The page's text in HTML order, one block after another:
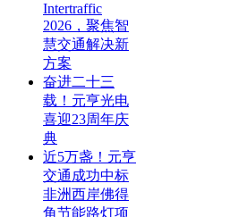
Intertraffic
2026，聚焦智
慧交通解决新
方案
奋进二十三
载！元亨光电
喜迎23周年庆
典
近5万盏！元亨
交通成功中标
非洲西岸佛得
角节能路灯项